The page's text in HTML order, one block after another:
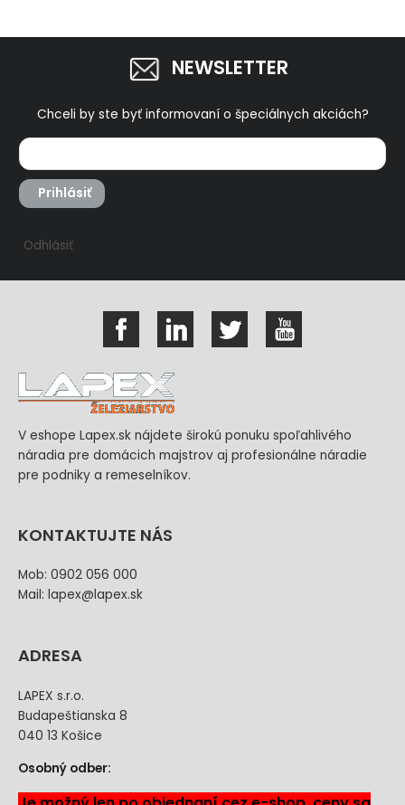
NEWSLETTER
Chceli by ste byť informovaní o špeciálnych akciách?
Prihlásiť
Odhlásiť
V eshope Lapex.sk nájdete širokú ponuku spoľahlivého
náradia pre domácich majstrov aj profesionálne náradie
pre podniky a remeselníkov.
KONTAKTUJTE NÁS
Mob: 0902 056 000
Mail: lapex@lapex.sk
ADRESA
LAPEX s.r.o.
Budapeštianska 8
040 13 Košice
Osobný odber: